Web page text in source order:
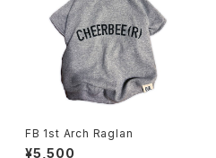
FB 1st Arch Raglan
¥5,500